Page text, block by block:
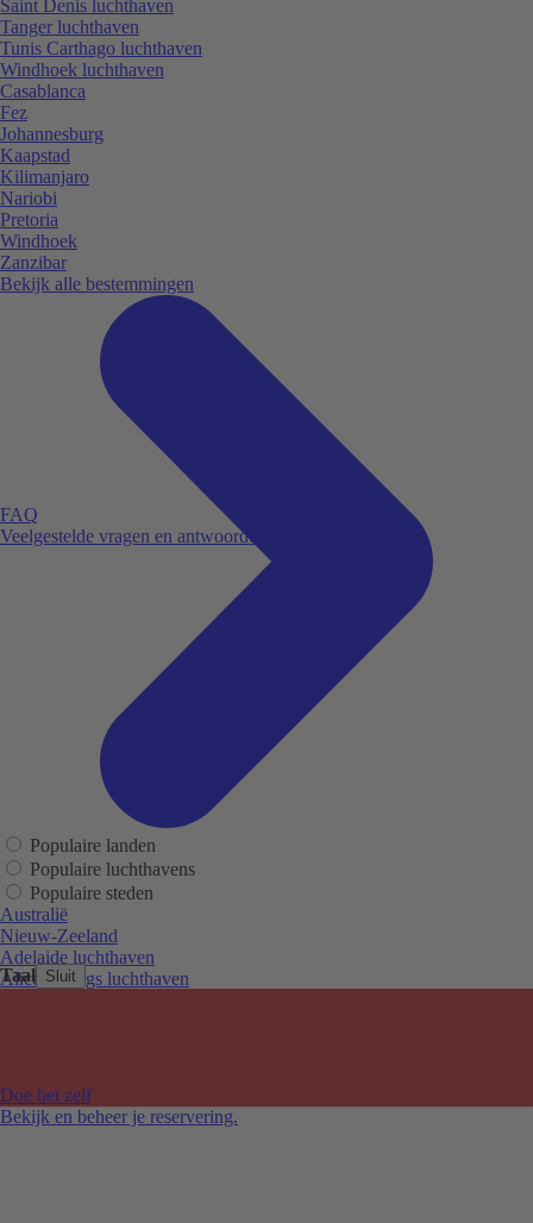
Taal Sluit
FAQ
Veelgestelde vragen en antwoorden.
Doe het zelf
Bekijk en beheer je reservering.
Saint Denis luchthaven
Tanger luchthaven
Tunis Carthago luchthaven
Windhoek luchthaven
Casablanca
Fez
Johannesburg
Kaapstad
Kilimanjaro
Nariobi
Pretoria
Windhoek
Zanzibar
Bekijk alle bestemmingen
Populaire landen
Populaire luchthavens
Populaire steden
Australië
Nieuw-Zeeland
Adelaide luchthaven
Alice Springs luchthaven
Melbourne Tullamarine luchthaven
Perth luchthaven
Sydney luchthaven